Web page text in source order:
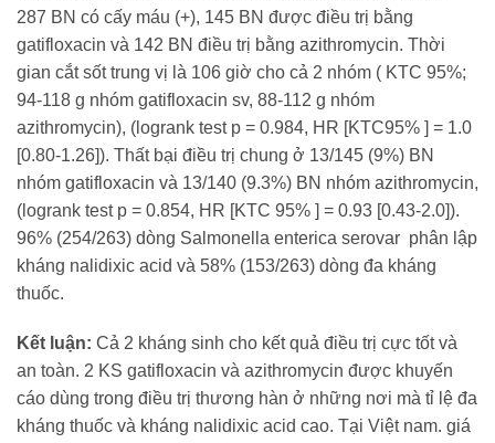
287 BN có cấy máu (+), 145 BN được điều trị bằng
gatifloxacin và 142 BN điều trị bằng azithromycin. Thời
gian cắt sốt trung vị là 106 giờ cho cả 2 nhóm ( KTC 95%;
94-118 g nhóm gatifloxacin sv, 88-112 g nhóm
azithromycin), (logrank test p = 0.984, HR [KTC95% ] = 1.0
[0.80-1.26]). Thất bại điều trị chung ở 13/145 (9%) BN
nhóm gatifloxacin và 13/140 (9.3%) BN nhóm azithromycin,
(logrank test p = 0.854, HR [KTC 95% ] = 0.93 [0.43-2.0]).
96% (254/263) dòng Salmonella enterica serovar phân lập
kháng nalidixic acid và 58% (153/263) dòng đa kháng
thuốc.
Kết luận: Cả 2 kháng sinh cho kết quả điều trị cực tốt và
an toàn. 2 KS gatifloxacin và azithromycin được khuyến
cáo dùng trong điều trị thương hàn ở những nơi mà tỉ lệ đa
kháng thuốc và kháng nalidixic acid cao. Tại Việt nam. giá